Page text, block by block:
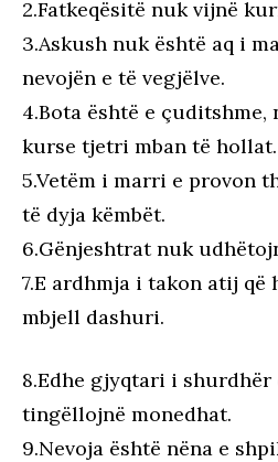
2.Fatkeqësitë nuk vijnë
3.Askush nuk është aq i
nevojën e të vegjëlve.
4.Bota është e
kurse tjetri mban të hollat.
5.Vetëm i marri e provon
të dyja këmbët.
6.Gënjeshtrat nuk
7.E ardhmja i takon atij
mbjell dashuri.
8.Edhe gjyqtari i
tingëllojnë monedhat.
9.Nevoja është nëna e